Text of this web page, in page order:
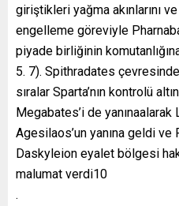
giriştikleri yağma akınlarını
engelleme göreviyle
piyade birliğinin
5. 7). Spithradates
sıralar Sparta’nın kontrolü
Megabates’i de
Agesilaos’un yanına geldi
Daskyleion eyalet bölgesi
malumat verdi10
.